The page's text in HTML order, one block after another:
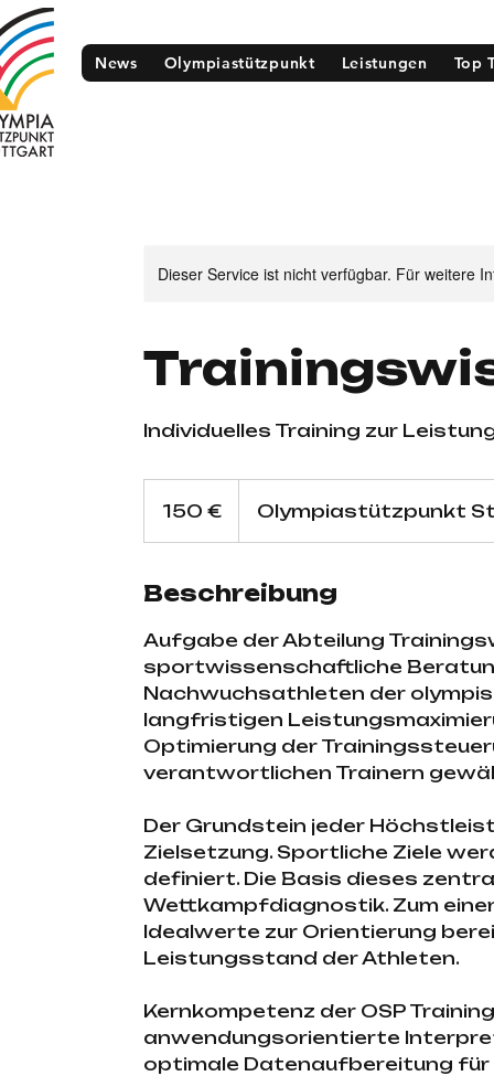
News Olympiastützpunkt Leistungen Top
Dieser Service ist nicht verfügbar. Für weitere
Individuelles Training zur
150 € Olympiastützpunkt
Beschreibung
Aufgabe der Abteilung
sportwissenschaftliche
Nachwuchsathleten der
langfristigen
Optimierung der
verantwortlichen Trainern
Der Grundstein jeder
Zielsetzung. Sportliche Ziele
definiert. Die Basis dieses
Wettkampfdiagnostik. Zum
Idealwerte zur Orientierung
Leistungsstand der Athleten.
Kernkompetenz der OSP
anwendungsorientierte
optimale Datenaufbereitung für